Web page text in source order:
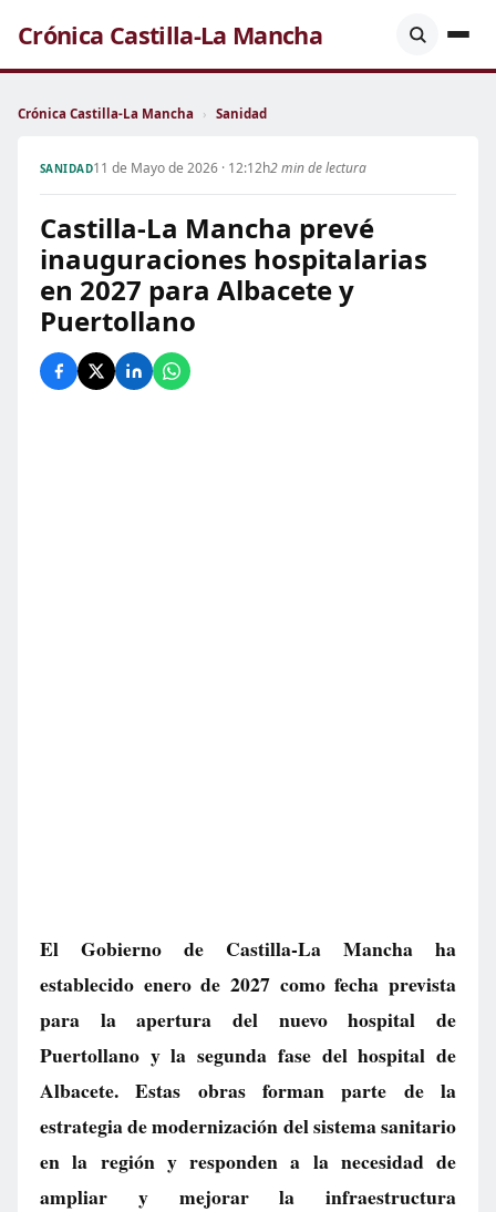
Crónica Castilla-La Mancha
Crónica Castilla-La Mancha › Sanidad
SANIDAD11 de Mayo de 2026 · 12:12h2 min de lectura
Castilla-La Mancha prevé
inauguraciones hospitalarias
en 2027 para Albacete y
Puertollano
El Gobierno de Castilla-La Mancha ha
establecido enero de 2027 como fecha prevista
para la apertura del nuevo hospital de
Puertollano y la segunda fase del hospital de
Albacete. Estas obras forman parte de la
estrategia de modernización del sistema sanitario
en la región y responden a la necesidad de
ampliar y mejorar la infraestructura